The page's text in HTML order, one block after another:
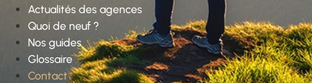
Actualités des agences
Quoi de neuf ?
Nos guides
Glossaire
Contact